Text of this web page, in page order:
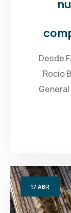
Desde
Rocío
17 ABR